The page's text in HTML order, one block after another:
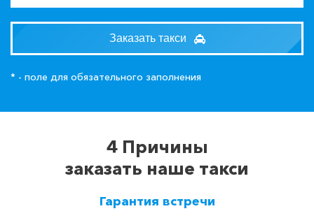
Заказать такси
* - поле для обязательного заполнения
4 Причины
заказать наше такси
Гарантия встречи